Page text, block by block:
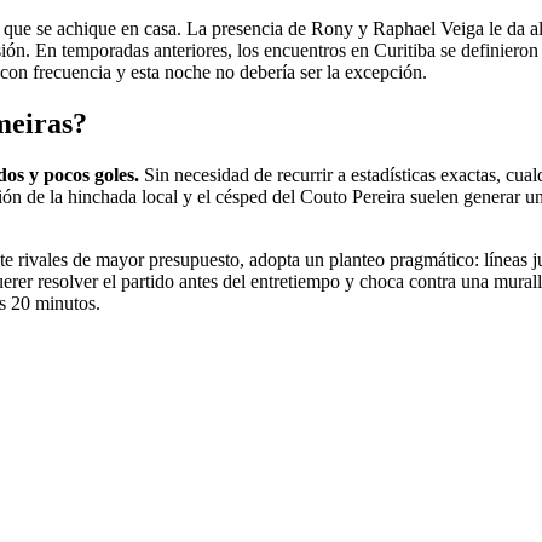
se achique en casa. La presencia de Rony y Raphael Veiga le da
En temporadas anteriores, los encuentros en Curitiba se
frecuencia y esta noche no debería ser la excepción.
y pocos goles. Sin necesidad de recurrir a estadísticas exactas,
de la hinchada local y el césped del Couto Pereira suelen generar
rivales de mayor presupuesto, adopta un planteo pragmático: líneas
resolver el partido antes del entretiempo y choca contra una
20 minutos.